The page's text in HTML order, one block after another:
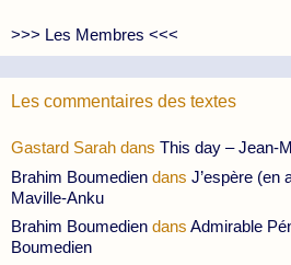
>>> Les Membres <<<
Les commentaires des textes
Gastard Sarah dans This day – Jean-
Brahim Boumedien dans J’espère (en
Maville-Anku
Brahim Boumedien dans Admirable
Boumedien